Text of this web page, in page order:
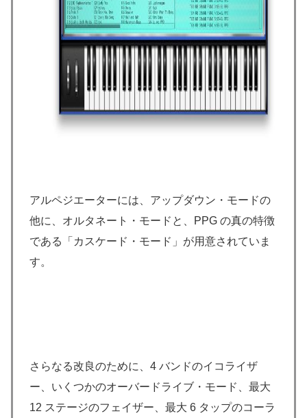
アルペジエーターには、アップダウン・モードの
他に、オルタネート・モードと、PPG の真の特徴
である「カスケード・モード」が用意されていま
す。
さらなる改良のために、4 バンドのイコライザ
ー、いくつかのオーバードライブ・モード、最大
12 ステージのフェイザー、最大 6 タップのコーラ